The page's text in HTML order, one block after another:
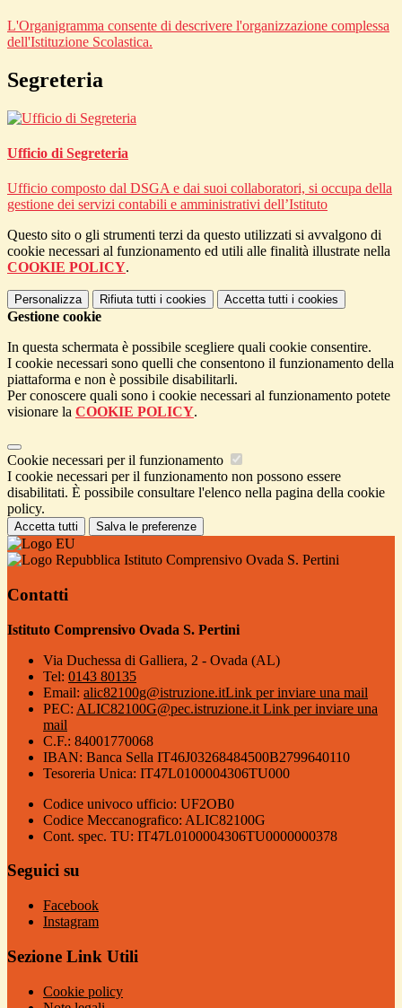
L'Organigramma consente di descrivere l'organizzazione complessa
dell'Istituzione Scolastica.
Segreteria
Ufficio di Segreteria
Ufficio composto dal DSGA e dai suoi collaboratori, si occupa della
gestione dei servizi contabili e amministrativi dell’Istituto
Questo sito o gli strumenti terzi da questo utilizzati si avvalgono di
cookie necessari al funzionamento ed utili alle finalità illustrate nella
COOKIE POLICY.
Personalizza Rifiuta tutti i cookies Accetta tutti i cookies
Gestione cookie
In questa schermata è possibile scegliere quali cookie consentire.
I cookie necessari sono quelli che consentono il funzionamento della
piattaforma e non è possibile disabilitarli.
Per conoscere quali sono i cookie necessari al funzionamento potete
visionare la COOKIE POLICY.
Cookie necessari per il funzionamento
I cookie necessari per il funzionamento non possono essere
disabilitati. È possibile consultare l'elenco nella pagina della cookie
policy.
Accetta tutti Salva le preferenze
Istituto Comprensivo Ovada S. Pertini
Contatti
Istituto Comprensivo Ovada S. Pertini
Via Duchessa di Galliera, 2 - Ovada (AL)
Tel: 0143 80135
Email: alic82100g@istruzione.itLink per inviare una mail
PEC: ALIC82100G@pec.istruzione.it Link per inviare una
mail
C.F.: 84001770068
IBAN: Banca Sella IT46J03268484500B2799640110
Tesoreria Unica: IT47L0100004306TU000
Codice univoco ufficio: UF2OB0
Codice Meccanografico: ALIC82100G
Cont. spec. TU: IT47L0100004306TU0000000378
Seguici su
Facebook
Instagram
Sezione Link Utili
Cookie policy